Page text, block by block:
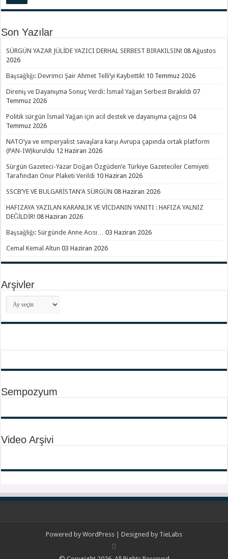
Son Yazılar
SÜRGÜN YAZAR JÜLİDE YAZICI DERHAL SERBEST BIRAKILSIN! 08 Ağustos
2026
Başsağlığı: Devrimci Şair Ahmet Telli’yi Kaybettik! 10 Temmuz 2026
Direniş ve Dayanışma Sonuç Verdi: İsmail Yağan Serbest Bırakıldı 07
Temmuz 2026
Politik sürgün İsmail Yağan için acil destek ve dayanışma çağrısı 04
Temmuz 2026
NATO’ya ve emperyalist savaşlara karşı Avrupa çapında ortak platform
(PAN-IW)kuruldu 12 Haziran 2026
Sürgün Gazeteci-Yazar Doğan Özgüden’e Türkiye Gazeteciler Cemiyeti
Tarafından Onur Plaketi Verildi 10 Haziran 2026
SSCB’YE VE BULGARİSTAN’A SÜRGÜN 08 Haziran 2026
HAFIZAYA YAZILAN KARANLIK VE VİCDANIN YANITI : HAFIZA YALNIZ
DEĞİLDİR! 08 Haziran 2026
Başsağlığı: Sürgünde Anne Acısı… 03 Haziran 2026
Cemal Kemal Altun 03 Haziran 2026
Arşivler
Arşivler
Sempozyum
Video Arşivi
Powered by WordPress | Designed by TieLabs